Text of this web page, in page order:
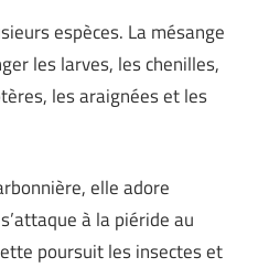
espèces. La mésange
les larves, les chenilles,
les araignées et les
elle adore
à la piéride au
poursuit les insectes et